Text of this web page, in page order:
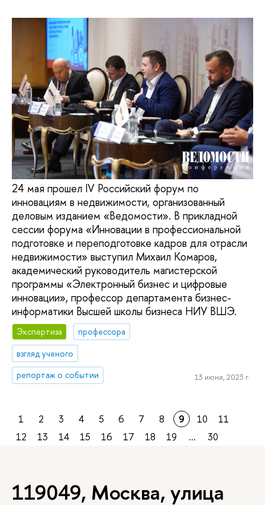
24 мая прошел IV Российский форум по
инновациям в недвижимости, организованный
деловым изданием «Ведомости». В прикладной
сессии форума «Инновации в профессиональной
подготовке и переподготовке кадров для отрасли
недвижимости» выступил Михаил Комаров,
академический руководитель магистерской
программы «Электронный бизнес и цифровые
инновации», профессор департамента бизнес-
информатики Высшей школы бизнеса НИУ ВШЭ.
Экспертиза
профессора
взгляд ученого
репортаж о событии
13 июня, 2023 г.
1 2 3 4 5 6 7 8 9 10
11
12
13 14 15 16 17 18 19 ... 30
119049, Москва, улица